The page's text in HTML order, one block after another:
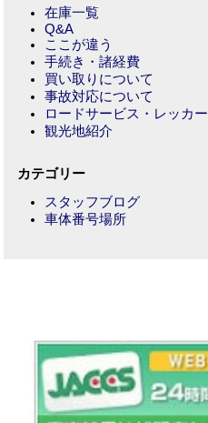
在庫一覧
Q&A
ここが違う
手続き・諸経費
買い取りについて
事故対応について
ロードサービス・レッカー
観光地紹介
カテゴリー
スタッフブログ
車体番号場所